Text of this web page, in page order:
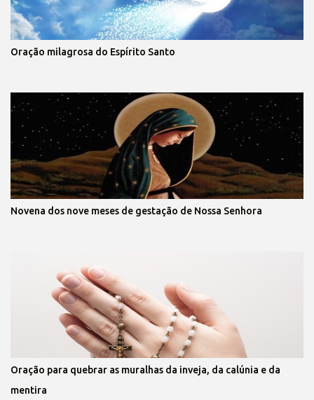
Oração milagrosa do Espírito Santo
Novena dos nove meses de gestação de Nossa Senhora
Oração para quebrar as muralhas da inveja, da calúnia e da
mentira